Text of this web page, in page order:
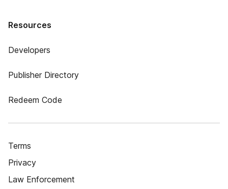
Resources
Developers
Publisher Directory
Redeem Code
Terms
Privacy
Law Enforcement